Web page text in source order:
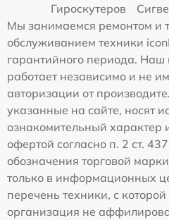
Гироскутеров
Мы занимаемся ремонтом и
обслуживанием техники
гарантийного периода. Наш
работает независимо и не
авторизации от
указанные на сайте, носят
ознакомительный характер
офертой согласно п. 2 ст.
обозначения торговой
только в информационных
перечень техники, с
организация не